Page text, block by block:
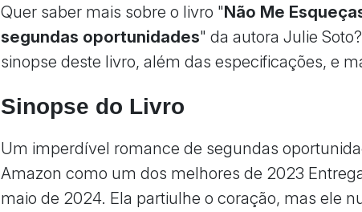
Quer saber mais sobre o livro "Não Me
segundas oportunidades" da autora Julie
sinopse deste livro, além das especificações, e
Sinopse do Livro
Um imperdível romance de segundas
Amazon como um dos melhores de 2023
maio de 2024. Ela partiulhe o coração, mas ele